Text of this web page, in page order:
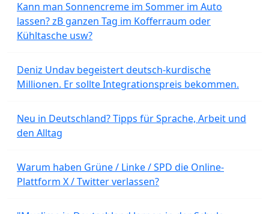
Kann man Sonnencreme im Sommer im Auto
lassen? zB ganzen Tag im Kofferraum oder
Kühltasche usw?
Deniz Undav begeistert deutsch-kurdische
Millionen. Er sollte Integrationspreis bekommen.
Neu in Deutschland? Tipps für Sprache, Arbeit und
den Alltag
Warum haben Grüne / Linke / SPD die Online-
Plattform X / Twitter verlassen?